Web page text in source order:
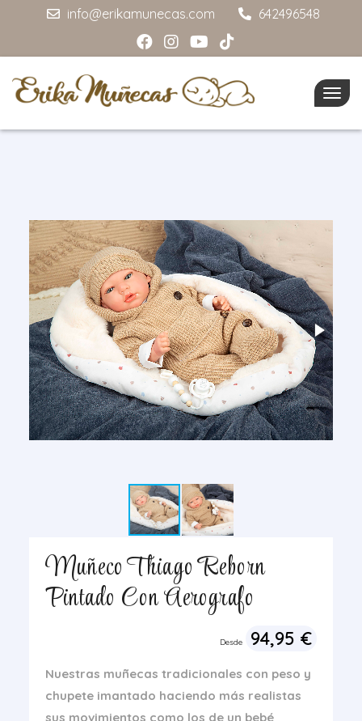
info@erikamunecas.com 642496548
Muñeco Thiago Reborn
Pintado Con Aerografo
Desde 94,95 €
Nuestras muñecas tradicionales con peso y
chupete imantado haciendo más realistas
sus movimientos como los de un bebé